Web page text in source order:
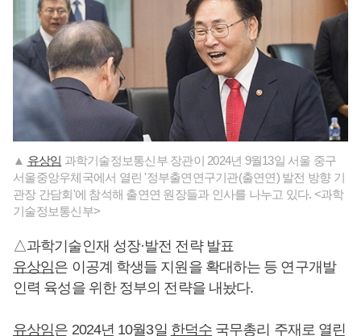
▲ 유상임 과학기술정보통신부 장관이 2024년 9월13일 서울 중구
서울중앙우체국에서 열린 '정부출연연구기관(출연연) 발전 방향 기
관장 간담회'에 참석해 출연연 원장들과 인사를 나누고 있다. <과학
기술정보통신부>
△과학기술인재 성장·발전 전략 발표
유상임은 이공계 학생들 지원을 확대하는 등 연구개발
인력 육성을 위한 정부의 전략을 내놨다.
유상임은 2024년 10월3일 한덕수 국무총리 주재로 열린